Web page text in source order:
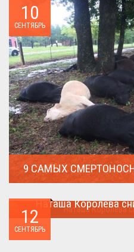
10
СЕНТЯБРЬ
9 САМЫХ
12
СЕНТЯБРЬ
Наташа Королева